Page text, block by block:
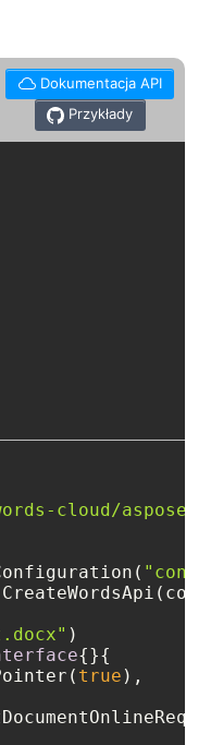
Dokumentacja API
Przykłady
cloud/
)
{}{
true ),